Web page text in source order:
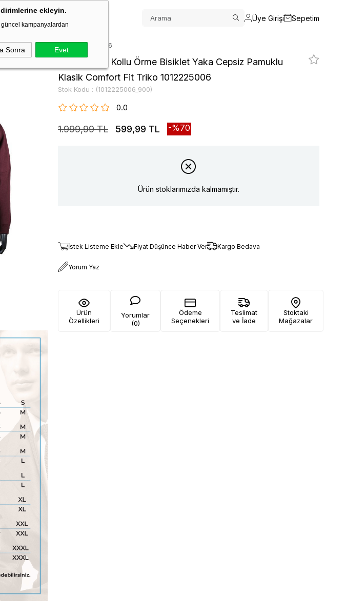
ekleyin.
güncel kampanyalardan
Sonra Evet
Üye Girişi Sepetim
Comfort Fit Triko 1012225006
Bordo Uzun Kollu Örme Bisiklet Yaka Cepsiz Pamuklu
Klasik Comfort Fit Triko 1012225006
Stok Kodu (1012225006_900)
0.0
1.999,99 TL 599,99 TL 70
Ürün stoklarımızda kalmamıştır.
İstek Listeme Ekle Fiyat Düşünce Haber Ver Kargo Bedava
Yorum Yaz
Ürün
Özellikleri
Yorumlar
(0)
Ödeme
Seçenekleri
Teslimat
ve İade
Stoktaki
Mağazalar